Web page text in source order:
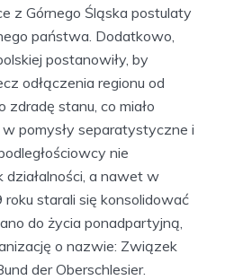
z Górnego Śląska postulaty
państwa. Dodatkowo,
postanowiły, by
odłączenia regionu od
zdradę stanu, co miało
pomysły separatystyczne i
nie
działalności, a nawet w
starali się konsolidować
do życia ponadpartyjną,
o nazwie: Związek
der Oberschlesier.